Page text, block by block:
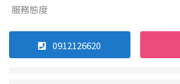
服務態度
0912126620